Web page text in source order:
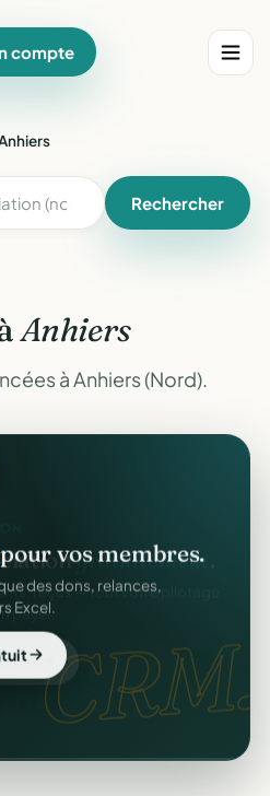
compte
Rechercher
Anhiers
à Anhiers (Nord).
gratuitement
reçus — tout votre pilotage
payer.
CRM.
vos membres.
des dons, relances,
Excel.